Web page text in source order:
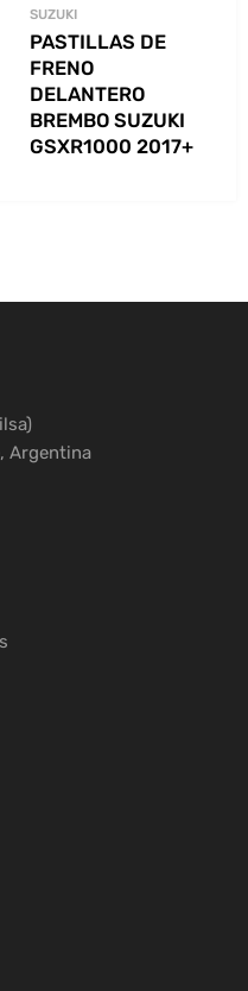
SUZUKI
PASTILLAS DE
FRENO
DELANTERO
BREMBO SUZUKI
GSXR1000 2017+
Argentina